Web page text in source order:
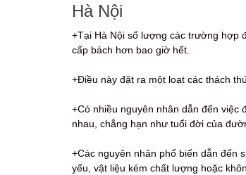
Hà Nội
+Tại Hà Nội số lượng các trường hợp
cấp bách hơn bao giờ hết.
+Điều này đặt ra một loạt các thách
+Có nhiều nguyên nhân dẫn đến
nhau, chẳng hạn như tuổi đời của
+Các nguyên nhân phổ biến dẫn đến
yếu, vật liệu kém chất lượng hoặc